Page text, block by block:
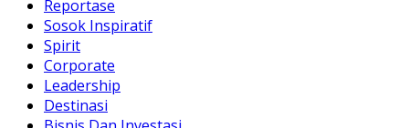
Reportase
Sosok Inspiratif
Spirit
Corporate
Leadership
Destinasi